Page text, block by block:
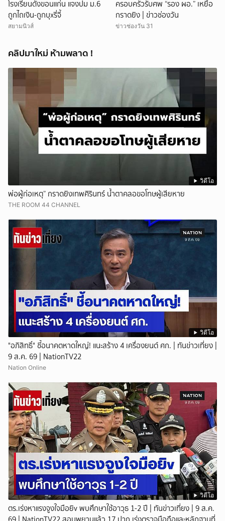
โรงเรียนดังขอนแก่น แจงปม ม.6
ถูกไถเงิน-ถูกบุxรี่จี้
สยามนิวส์
ครอบครัวรับศพ “รอง ผอ.” เหยื่อ
กราดยิง | ข่าวช่องวัน
ข่าวช่องวัน 31
คลิปมาใหม่ ห้ามพลาด !
วิดีโอ
พ่อผู้ก่อเหตุ” กราดยิงเทพศิรินทร์ น้ำตาคลอขอโทษผู้เสียหาย
THE ROOM 44 CHANNEL
วิดีโอ
"อภิสิทธิ์" ชี้อนาคตหาดใหญ่! แนะสร้าง 4 เครื่องยนต์ ศก. | ทันข่าวเที่ยง |
9 ส.ค. 69 | NationTV22
Nation Online
วิดีโอ
ตร.เร่งหาแรงจูงใจมือยิv พบศึกษาใช้อาวุธ 1-2 ปี | ทันข่าวเที่ยง | 9 ส.ค.